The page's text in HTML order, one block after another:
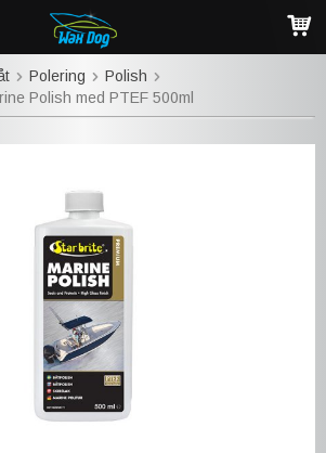
Polering
Polish
Polish med PTEF 500ml